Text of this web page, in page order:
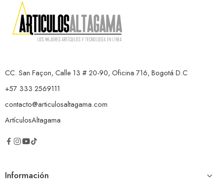
CC. San Façon, Calle 13 # 20-90, Oficina 716, Bogotá D.C
+57 333 2569111
contacto@articulosaltagama.com
ArtículosAltagama
Información